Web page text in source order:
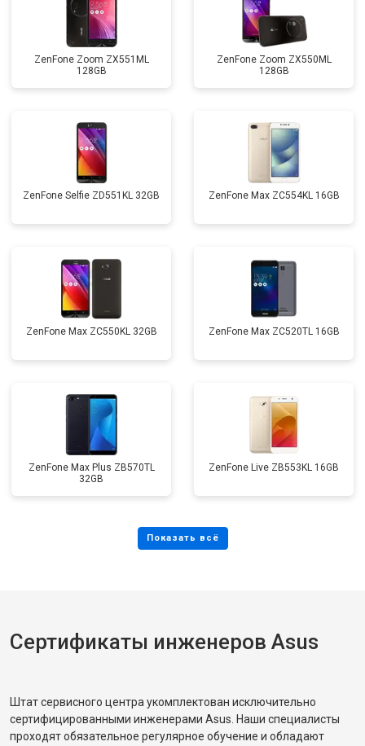
ZenFone Zoom ZX551ML
128GB
ZenFone Zoom ZX550ML
128GB
ZenFone Selfie ZD551KL 32GB ZenFone Max ZC554KL 16GB
ZenFone Max ZC550KL 32GB ZenFone Max ZC520TL 16GB
ZenFone Max Plus ZB570TL
32GB
ZenFone Live ZB553KL 16GB
Сертификаты инженеров Asus
Штат сервисного центра укомплектован исключительно
сертифицированными инженерами Asus. Наши специалисты
проходят обязательное регулярное обучение и обладают